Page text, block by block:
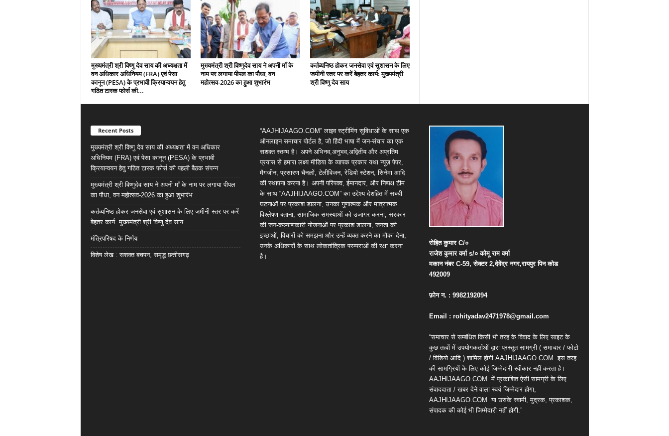
मुख्यमंत्री श्री विष्णु देव साय की अध्यक्षता में
वन अधिकार अधिनियम (FRA) एवं पेसा
कानून (PESA) के प्रभावी क्रियान्वयन हेतु
गठित टास्क फोर्स की...
मुख्यमंत्री श्री विष्णुदेव साय ने अपनी माँ के
नाम पर लगाया पीपल का पौधा, वन
महोत्सव-2026 का हुआ शुभारंभ
कर्तव्यनिष्ठ होकर जनसेवा एवं सुशासन के लिए
जमीनी स्तर पर करें बेहतर कार्य: मुख्यमंत्री
श्री विष्णु देव साय
Recent Posts
मुख्यमंत्री श्री विष्णु देव साय की अध्यक्षता में वन अधिकार
अधिनियम (FRA) एवं पेसा कानून (PESA) के प्रभावी
क्रियान्वयन हेतु गठित टास्क फोर्स की पहली बैठक संपन्न
मुख्यमंत्री श्री विष्णुदेव साय ने अपनी माँ के नाम पर लगाया पीपल
का पौधा, वन महोत्सव-2026 का हुआ शुभारंभ
कर्तव्यनिष्ठ होकर जनसेवा एवं सुशासन के लिए जमीनी स्तर पर करें
बेहतर कार्य: मुख्यमंत्री श्री विष्णु देव साय
मंत्रिपरिषद के निर्णय
विशेष लेख : सशक्त बचपन, समृद्ध छत्तीसगढ़
“AAJHIJAAGO.COM” लाइव स्ट्रीमिंग सुविधाओं के साथ एक
ऑनलाइन समाचार पोर्टल है, जो हिंदी भाषा में जन-संचार का एक
सशक्त स्तम्भ है। अपने अभिनव,अनुभव,अद्वितीय और अप्रतिम
प्रयास से हमारा लक्ष्य मीडिया के व्यापक प्रकार यथा न्यूज़ पेपर,
मैगजीन, प्रसारण चैनलों, टेलीविजन, रेडियो स्टेशन, सिनेमा आदि
की स्थापना करना है। अपनी परिपक्व, ईमानदार, और निष्पक्ष टीम
के साथ “AAJHIJAAGO.COM” का उद्देश्य देशहित में सच्ची
घटनाओं पर प्रकाश डालना, उनका गुणात्मक और मात्रात्मक
विश्लेषण बताना, सामाजिक समस्याओं को उजागर करना, सरकार
की जन-कल्याणकारी योजनाओं पर प्रकाश डालना, जनता की
इच्छाओं, विचारों को समझना और उन्हें व्यक्त करने का मौका देना,
उनके अधिकारों के साथ लोकतांत्रिक परम्पराओं की रक्षा करना
है।
रोहित कुमारC/०
राजेश कुमार वर्माs/० कोमू राम वर्मा
मकान नंबरC-59,सेक्टर2,देवेंद्र नगर,रायपुर पिन कोड
492009
फ़ोन न. : 9982192094
Email : rohityadav2471978@gmail.com
“समाचार से सम्बंधित किसी भी तरह के विवाद के लिए साइट के
कुछ तत्वों में उपयोगकर्ताओं द्वारा प्रस्तुत सामग्री ( समाचार / फोटो
/ विडियो आदि ) शामिल होगी AAJHIJAAGO.COM इस तरह
की सामग्रियों के लिए कोई जिम्मेदारी स्वीकार नहीं करता है।
AAJHIJAAGO.COM में प्रकाशित ऐसी सामग्री के लिए
संवाददाता / खबर देने वाला स्वयं जिम्मेदार होगा,
AAJHIJAAGO.COM
या उसके स्वामी, मुद्रक, प्रकाशक,
संपादक की कोई भी जिम्मेदारी नहीं होगी.”